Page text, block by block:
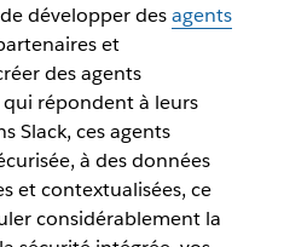
développer desagents
et
des agents
répondent à leurs
Slack, ces agents
à des données
et contextualisées, ce
considérablement la